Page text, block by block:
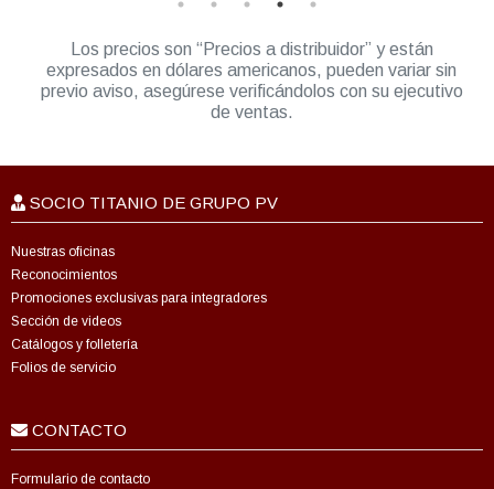
Los precios son “Precios a distribuidor” y están
expresados en dólares americanos, pueden variar sin
previo aviso, asegúrese verificándolos con su ejecutivo
de ventas.
SOCIO TITANIO DE GRUPO PV
Nuestras oficinas
Reconocimientos
Promociones exclusivas para integradores
Sección de videos
Catálogos y folletería
Folios de servicio
CONTACTO
Formulario de contacto